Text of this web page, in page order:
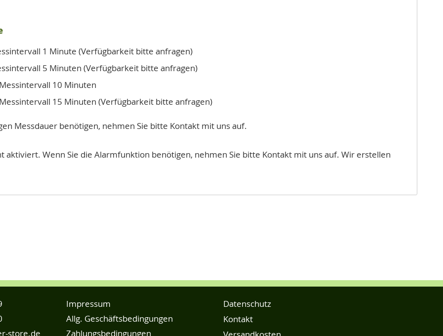
1 Minute (Verfügbarkeit bitte anfragen)
5 Minuten (Verfügbarkeit bitte anfragen)
10 Minuten
15 Minuten (Verfügbarkeit bitte anfragen)
Messdauer benötigen, nehmen Sie bitte Kontakt mit uns auf.
aktiviert. Wenn Sie die Alarmfunktion benötigen, nehmen Sie bitte Kontakt mit uns auf. Wir erstellen
store.de
Impressum
Allg. Geschäftsbedingungen
Zahlungsbedingungen
Datenschutz
Kontakt